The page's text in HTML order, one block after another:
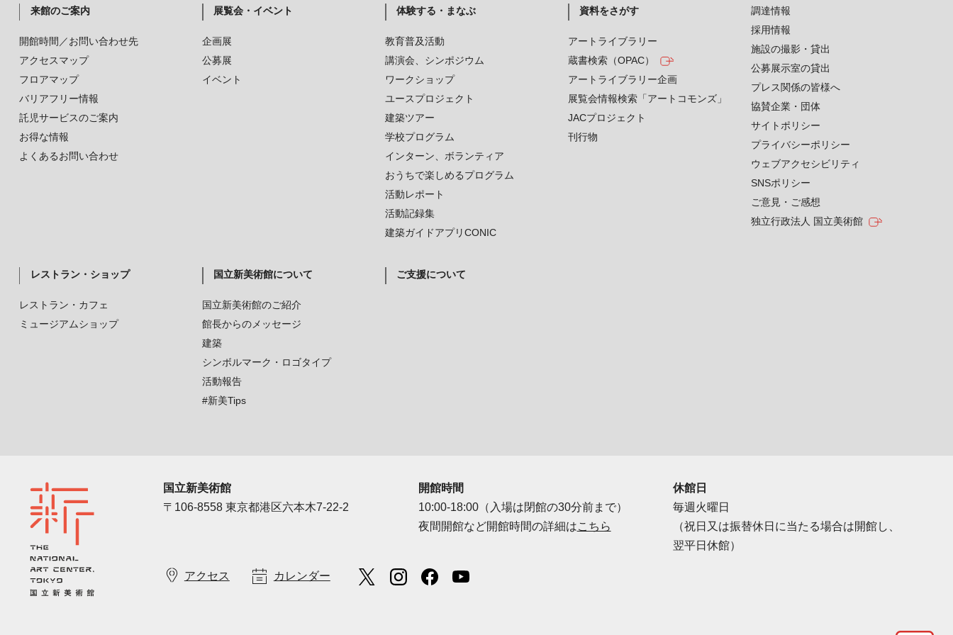
来館のご案内
開館時間／お問い合わせ先
アクセスマップ
フロアマップ
バリアフリー情報
託児サービスのご案内
お得な情報
よくあるお問い合わせ
展覧会・イベント
企画展
公募展
イベント
体験する・まなぶ
教育普及活動
講演会、シンポジウム
ワークショップ
ユースプロジェクト
建築ツアー
学校プログラム
インターン、ボランティア
おうちで楽しめるプログラム
活動レポート
活動記録集
建築ガイドアプリCONIC
資料をさがす
アートライブラリー
蔵書検索（OPAC）
アートライブラリー企画
展覧会情報検索「アートコモンズ」
JACプロジェクト
刊行物
レストラン・ショップ
レストラン・カフェ
ミュージアムショップ
国立新美術館について
国立新美術館のご紹介
館長からのメッセージ
建築
シンボルマーク・ロゴタイプ
活動報告
#新美Tips
ご支援について
調達情報
採用情報
施設の撮影・貸出
公募展示室の貸出
プレス関係の皆様へ
協賛企業・団体
サイトポリシー
プライバシーポリシー
ウェブアクセシビリティ
SNSポリシー
ご意見・ご感想
独立行政法人 国立美術館
国立新美術館
〒106-8558 東京都港区六本木7-22-2
開館時間
10:00-18:00（入場は閉館の30分前まで）
夜間開館など開館時間の詳細はこちら
休館日
毎週火曜日
（祝日又は振替休日に当たる場合は開館し、
翌平日休館）
アクセス カレンダー